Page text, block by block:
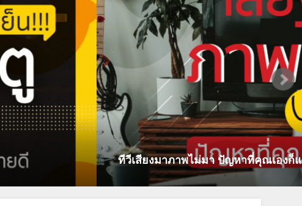
ทีวีเสียงมาภาพไม่มา ปัญหาที่คุณเองก็